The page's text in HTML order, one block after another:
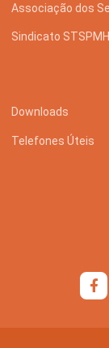
Associação dos
Sindicato STSPMH
Downloads
Telefones Úteis